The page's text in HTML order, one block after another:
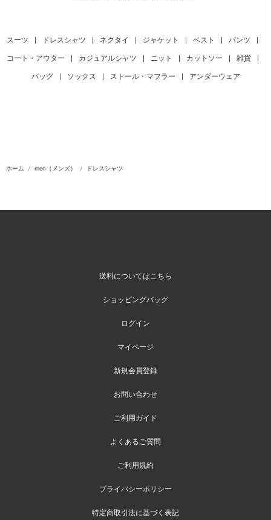
スーツ ドレスシャツ ネクタイ ジャケット ベスト パンツ
コート・アウター カジュアルシャツ ニット カットソー 雑貨
バッグ ソックス ストール・マフラー アンダーウェア
ホーム men（メンズ） ドレスシャツ
送料についてはこちら
ショッピングバッグ
ログイン
マイページ
新規会員登録
お問い合わせ
ご利用ガイド
よくあるご質問
ご利用規約
プライバシーポリシー
特定商取引法に基づく表記